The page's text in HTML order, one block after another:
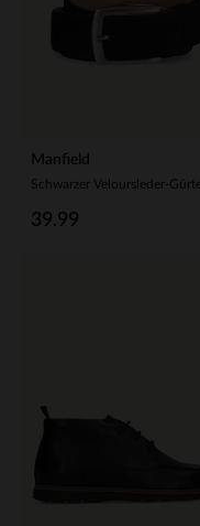
Manfield
Schwarzer Veloursleder-Gürtel
39.99